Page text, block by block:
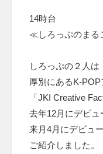
14時台
≪しろっぷのまる
しろっぷの２人は
厚別にあるK-
「JKI Creative
去年12月にデビ
来月4月にデビュ
ご紹介しました。